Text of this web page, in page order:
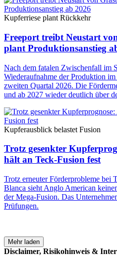
Kupferriese plant Rückkehr
Freeport treibt Neustart
plant Produktionsanstieg
Nach dem fatalen Zwischenfall im
Wiederaufnahme der Produktion
zweiten Quartal 2026. Die
und ab 2027 wieder deutlich über
Kupferausblick belastet Fusion
Trotz gesenkter
hält an Teck-Fusion fest
Trotz erneuter Förderprobleme bei
Blanca sieht Anglo American
der Mega-Fusion. Das
Prüfungen.
Mehr laden
Disclaimer, Risikohinweis &